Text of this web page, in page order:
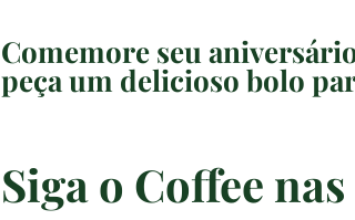
Comemore seu
peça um delicioso bolo
Siga o Coffee